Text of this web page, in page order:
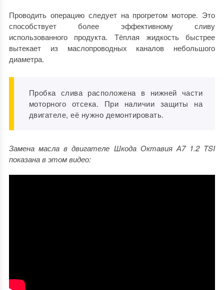
Проводить операцию следует на прогретом моторе. Это
способствует более эффективному сливу
использованного продукта. Тёплая жидкость быстрее
вытекает из маслопроводных каналов небольшого
диаметра.
Пробка слива расположена в нижней части
моторного отсека. При наличии защиты на
двигателе, её нужно демонтировать.
Замена масла в двигателе Шкода Октавия А7 1.2 TSI
показана в этом видео: